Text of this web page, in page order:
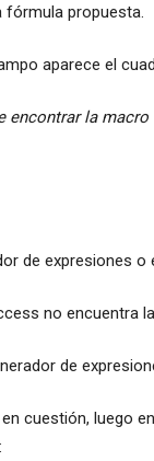
fórmula propuesta.
aparece el
la macro
de expresiones o
no encuentra
de
cuestión, luego